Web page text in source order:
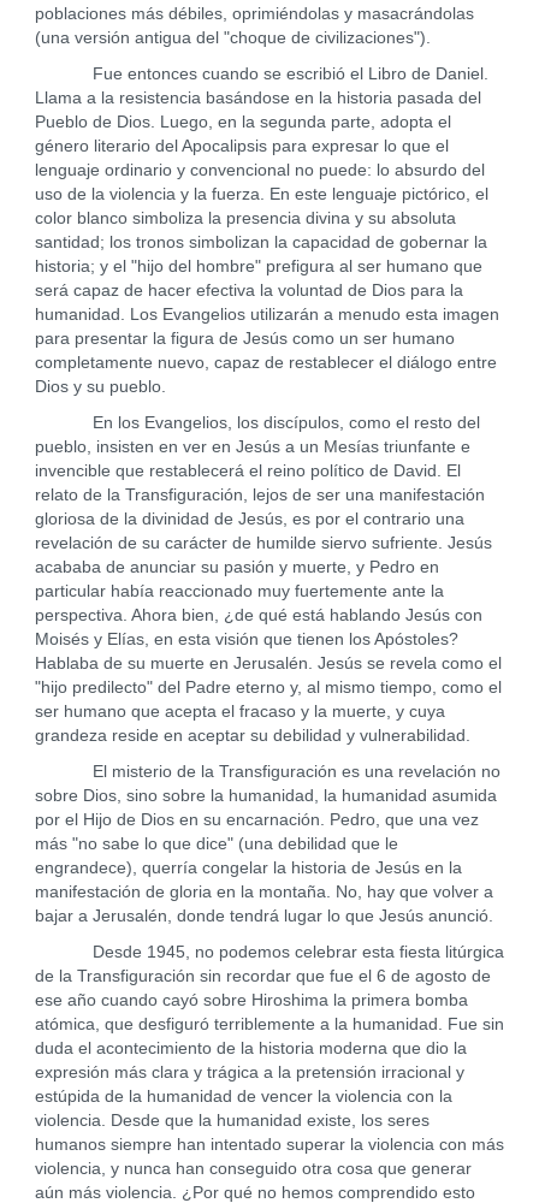
poblaciones más débiles, oprimiéndolas y masacrándolas
(una versión antigua del "choque de civilizaciones").
Fue entonces cuando se escribió el Libro de Daniel.
Llama a la resistencia basándose en la historia pasada del
Pueblo de Dios. Luego, en la segunda parte, adopta el
género literario del Apocalipsis para expresar lo que el
lenguaje ordinario y convencional no puede: lo absurdo del
uso de la violencia y la fuerza. En este lenguaje pictórico, el
color blanco simboliza la presencia divina y su absoluta
santidad; los tronos simbolizan la capacidad de gobernar la
historia; y el "hijo del hombre" prefigura al ser humano que
será capaz de hacer efectiva la voluntad de Dios para la
humanidad. Los Evangelios utilizarán a menudo esta imagen
para presentar la figura de Jesús como un ser humano
completamente nuevo, capaz de restablecer el diálogo entre
Dios y su pueblo.
En los Evangelios, los discípulos, como el resto del
pueblo, insisten en ver en Jesús a un Mesías triunfante e
invencible que restablecerá el reino político de David. El
relato de la Transfiguración, lejos de ser una manifestación
gloriosa de la divinidad de Jesús, es por el contrario una
revelación de su carácter de humilde siervo sufriente. Jesús
acababa de anunciar su pasión y muerte, y Pedro en
particular había reaccionado muy fuertemente ante la
perspectiva. Ahora bien, ¿de qué está hablando Jesús con
Moisés y Elías, en esta visión que tienen los Apóstoles?
Hablaba de su muerte en Jerusalén. Jesús se revela como el
"hijo predilecto" del Padre eterno y, al mismo tiempo, como el
ser humano que acepta el fracaso y la muerte, y cuya
grandeza reside en aceptar su debilidad y vulnerabilidad.
El misterio de la Transfiguración es una revelación no
sobre Dios, sino sobre la humanidad, la humanidad asumida
por el Hijo de Dios en su encarnación. Pedro, que una vez
más "no sabe lo que dice" (una debilidad que le
engrandece), querría congelar la historia de Jesús en la
manifestación de gloria en la montaña. No, hay que volver a
bajar a Jerusalén, donde tendrá lugar lo que Jesús anunció.
Desde 1945, no podemos celebrar esta fiesta litúrgica
de la Transfiguración sin recordar que fue el 6 de agosto de
ese año cuando cayó sobre Hiroshima la primera bomba
atómica, que desfiguró terriblemente a la humanidad. Fue sin
duda el acontecimiento de la historia moderna que dio la
expresión más clara y trágica a la pretensión irracional y
estúpida de la humanidad de vencer la violencia con la
violencia. Desde que la humanidad existe, los seres
humanos siempre han intentado superar la violencia con más
violencia, y nunca han conseguido otra cosa que generar
aún más violencia. ¿Por qué no hemos comprendido esto